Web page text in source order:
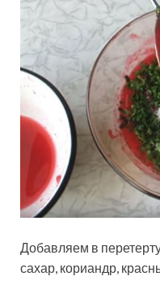
Добавляем в
сахар, кориандр,